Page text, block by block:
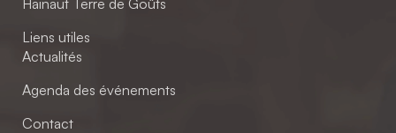
Liens utiles
Actualités
Agenda des événements
Contact